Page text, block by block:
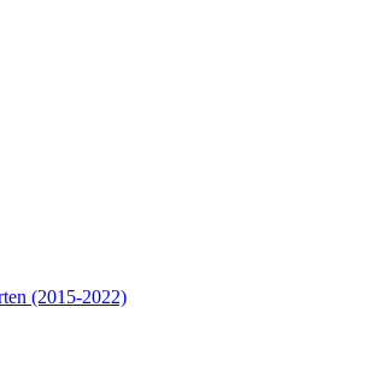
(2015-2022)